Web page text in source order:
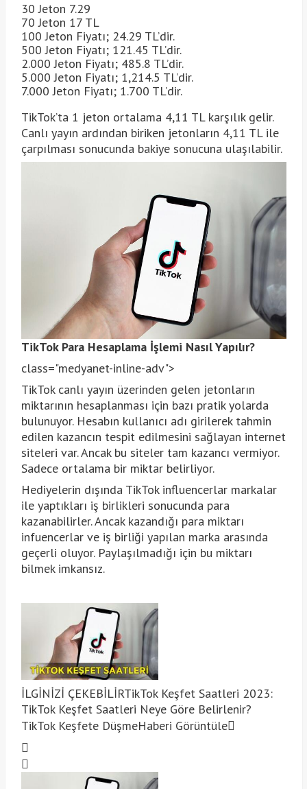
30 Jeton 7.29
70 Jeton 17 TL
100 Jeton Fiyatı; 24.29 TL’dir.
500 Jeton Fiyatı; 121.45 TL’dir.
2.000 Jeton Fiyatı; 485.8 TL’dir.
5.000 Jeton Fiyatı; 1,214.5 TL’dir.
7.000 Jeton Fiyatı; 1.700 TL’dir.
TikTok’ta 1 jeton ortalama 4,11 TL karşılık gelir.
Canlı yayın ardından biriken jetonların 4,11 TL ile
çarpılması sonucunda bakiye sonucuna ulaşılabilir.
TikTok Para Hesaplama İşlemi Nasıl Yapılır?
class="medyanet-inline-adv">
TikTok canlı yayın üzerinden gelen jetonların
miktarının hesaplanması için bazı pratik yolarda
bulunuyor. Hesabın kullanıcı adı girilerek tahmin
edilen kazancın tespit edilmesini sağlayan internet
siteleri var. Ancak bu siteler tam kazancı vermiyor.
Sadece ortalama bir miktar belirliyor.
Hediyelerin dışında TikTok influencerlar markalar
ile yaptıkları iş birlikleri sonucunda para
kazanabilirler. Ancak kazandığı para miktarı
infuencerlar ve iş birliği yapılan marka arasında
geçerli oluyor. Paylaşılmadığı için bu miktarı
bilmek imkansız.
İLGİNİZİ ÇEKEBİLİRTikTok Keşfet Saatleri 2023:
TikTok Keşfet Saatleri Neye Göre Belirlenir?
TikTok Keşfete DüşmeHaberi Görüntüle